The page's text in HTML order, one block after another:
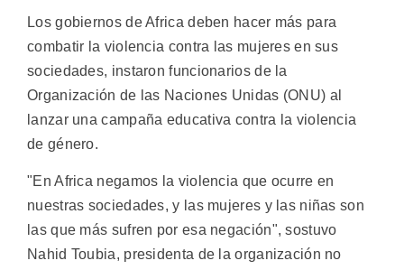
Los gobiernos de Africa deben hacer más para
combatir la violencia contra las mujeres en sus
sociedades, instaron funcionarios de la
Organización de las Naciones Unidas (ONU) al
lanzar una campaña educativa contra la violencia
de género.
"En Africa negamos la violencia que ocurre en
nuestras sociedades, y las mujeres y las niñas son
las que más sufren por esa negación", sostuvo
Nahid Toubia, presidenta de la organización no